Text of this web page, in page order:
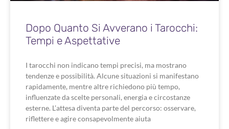
Dopo Quanto Si Avverano i Tarocchi:
Tempi e Aspettative
I tarocchi non indicano tempi precisi, ma mostrano
tendenze e possibilità. Alcune situazioni si manifestano
rapidamente, mentre altre richiedono più tempo,
influenzate da scelte personali, energia e circostanze
esterne. L’attesa diventa parte del percorso: osservare,
riflettere e agire consapevolmente aiuta